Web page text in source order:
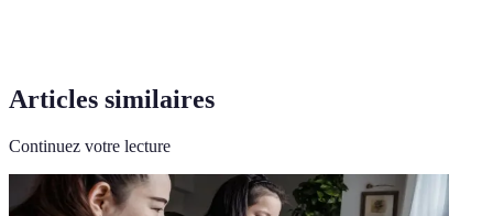
Articles similaires
Continuez votre lecture